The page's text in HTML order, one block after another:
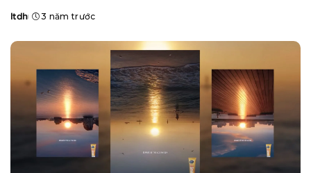
Posted
ltdh 3 năm trước